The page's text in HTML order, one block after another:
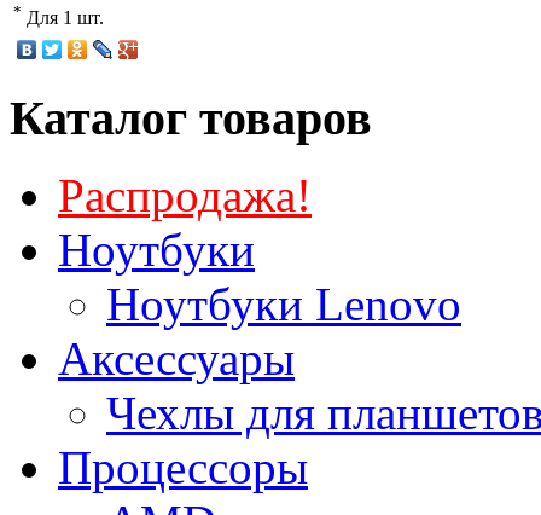
* Для 1 шт.
Каталог товаров
Распродажа!
Ноутбуки
Ноутбуки Lenovo
Аксессуары
Чехлы для
Процессоры